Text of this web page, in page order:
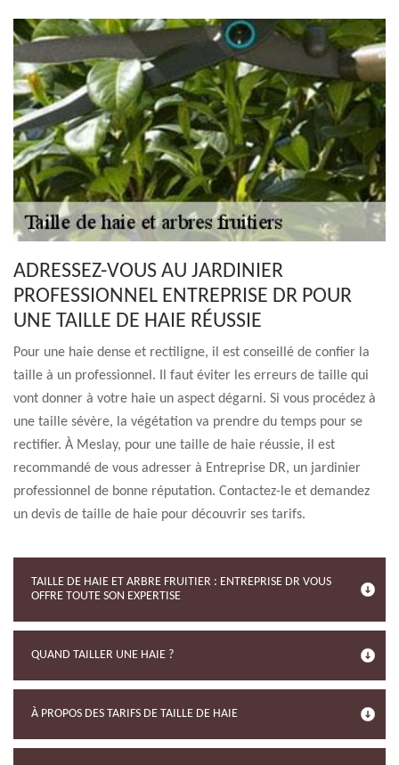
ADRESSEZ-VOUS AU JARDINIER
PROFESSIONNEL ENTREPRISE DR POUR
UNE TAILLE DE HAIE RÉUSSIE
Pour une haie dense et rectiligne, il est conseillé de confier la
taille à un professionnel. Il faut éviter les erreurs de taille qui
vont donner à votre haie un aspect dégarni. Si vous procédez à
une taille sévère, la végétation va prendre du temps pour se
rectifier. À Meslay, pour une taille de haie réussie, il est
recommandé de vous adresser à Entreprise DR, un jardinier
professionnel de bonne réputation. Contactez-le et demandez
un devis de taille de haie pour découvrir ses tarifs.
TAILLE DE HAIE ET ARBRE FRUITIER : ENTREPRISE DR VOUS
OFFRE TOUTE SON EXPERTISE
QUAND TAILLER UNE HAIE ?
À PROPOS DES TARIFS DE TAILLE DE HAIE